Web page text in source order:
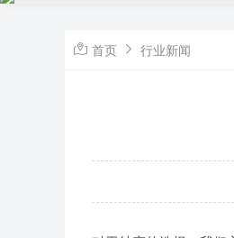
首页 行业新闻